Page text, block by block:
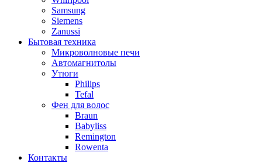
Samsung
Siemens
Zanussi
Бытовая техника
Микроволновые печи
Автомагнитолы
Утюги
Philips
Tefal
Фен для волос
Braun
Babyliss
Remington
Rowenta
Контакты